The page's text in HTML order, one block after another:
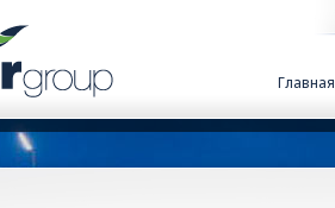
Главная